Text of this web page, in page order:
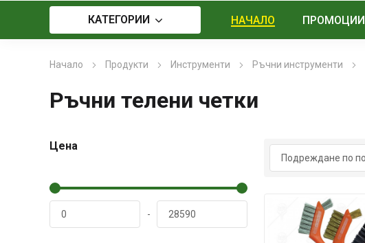
КАТЕГОРИИ НАЧАЛО ПРОМОЦИИ
Начало Продукти Инструменти Ръчни инструменти
Ръчни телени четки
Цена
-